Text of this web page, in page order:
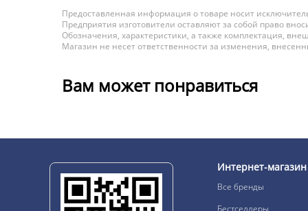
Предоставленная информация о товаре носит
Предприятия изготовители оставляют за собой право
Обозначения, характеристики, а также комплектация,
Магазин не несет ответственности за изменения,
Вам может понравиться
Интернет-магазин
Все бренды
Бестселлеры